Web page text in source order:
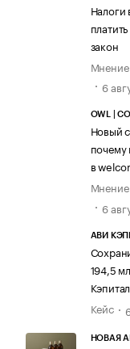
Налоги
закон
Мнение
6
OWL |
Новый
почему
в
Мнение
6
АВИ
194,5
Кейс
НОВАЯ